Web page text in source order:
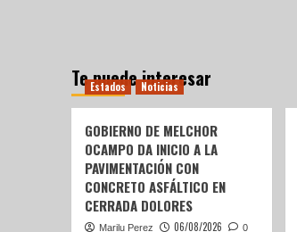
Te puede interesar
Estados Noticias
GOBIERNO DE MELCHOR
OCAMPO DA INICIO A LA
PAVIMENTACIÓN CON
CONCRETO ASFÁLTICO EN
CERRADA DOLORES
Marilu Perez 06/08/2026 0